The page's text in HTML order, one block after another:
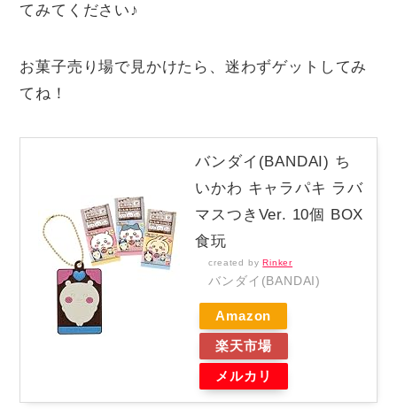
てみてください♪
お菓子売り場で見かけたら、迷わずゲットしてみ
てね！
バンダイ(BANDAI) ち
いかわ キャラパキ ラバ
マスつきVer. 10個 BOX
食玩
created byRinker
バンダイ(BANDAI)
Amazon
楽天市場
メルカリ